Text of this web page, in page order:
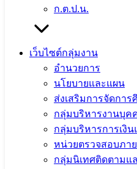
ก.ต.ป.น.
เว็บไซต์กลุ่มงาน
อำนวยการ
นโยบายและแผน
ส่งเสริมการจัดการ
กลุ่มบริหารงานบุค
กลุ่มบริหารการเงิ
หน่วยตรวจสอบภา
กลุ่มนิเทศติดตามแ